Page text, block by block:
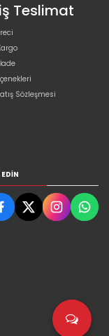
Teslimat
Sözleşmesi